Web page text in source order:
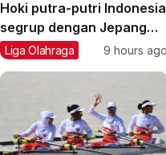
Hoki putra-putri Indonesia
segrup dengan Jepang
pada Asian Games 2026
Liga Olahraga 9 hours ago